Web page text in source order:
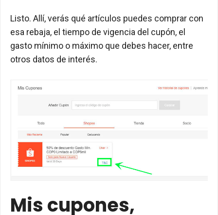
Listo. Allí, verás qué artículos puedes comprar con
esa rebaja, el tiempo de vigencia del cupón, el
gasto mínimo o máximo que debes hacer, entre
otros datos de interés.
Mis cupones,